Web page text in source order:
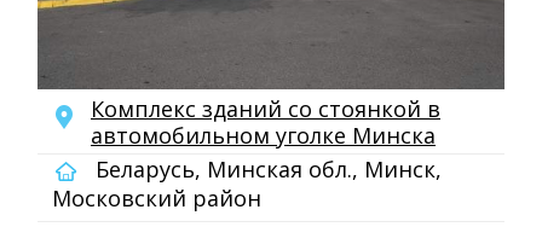
Комплекс зданий со стоянкой в
автомобильном уголке Минска
Беларусь, Минская обл., Минск,
Московский район